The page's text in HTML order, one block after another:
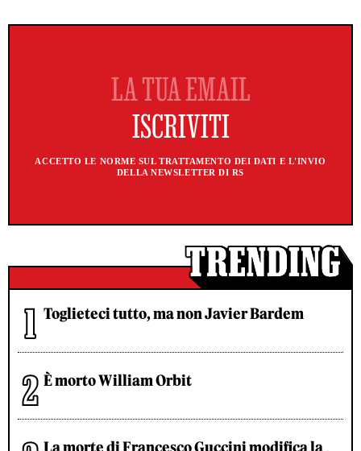
ACCETTO LE NORME SUL TRATTAMENTO DEI DATI E L'INVIO
DELLA NEWSLETTER DI RS
Toglieteci tutto, ma non Javier Bardem
È morto William Orbit
La morte di Francesco Guccini modifica la